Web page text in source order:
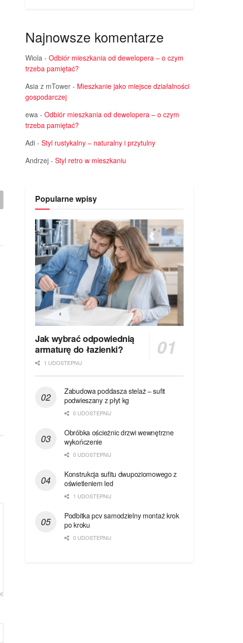
Najnowsze komentarze
Wiola - Odbiór mieszkania od dewelopera – o czym
trzeba pamiętać?
Asia z mTower - Mieszkanie jako miejsce działalności
gospodarczej
ewa - Odbiór mieszkania od dewelopera – o czym
trzeba pamiętać?
Adi - Styl rustykalny – naturalny i przytulny
Andrzej - Styl retro w mieszkaniu
Popularne wpisy
Jak wybrać odpowiednią
armaturę do łazienki?
1 UDOSTEPNIJ
Zabudowa poddasza stelaż – sufit
podwieszany z płyt kg
0 UDOSTEPNIJ
Obróbka ościeżnic drzwi wewnętrzne
wykończenie
0 UDOSTEPNIJ
Konstrukcja sufitu dwupoziomowego z
oświetleniem led
1 UDOSTEPNIJ
Podbitka pcv samodzielny montaż krok
po kroku
0 UDOSTEPNIJ